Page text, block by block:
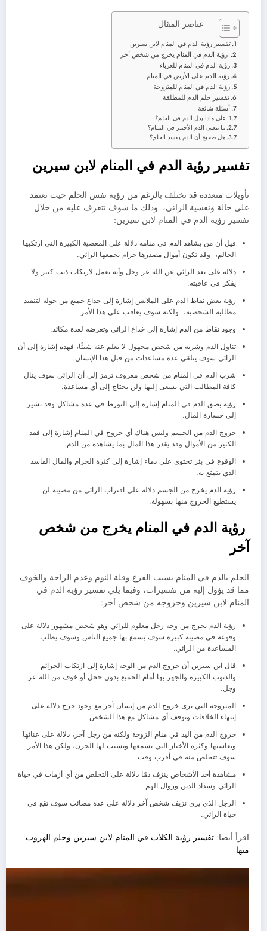
عناصر المقال
تفسير رؤية الدم في المنام لابن سيرين
رؤية الدم في المنام يخرج من شخص آخر
رؤية الدم في المنام للعزباء
رؤية الدم على الأرض في المنام
رؤية الدم في المنام للمتزوجة
تفسير حلم الدم للمطلقة
أسئلة شائعة
على ماذا يدل الدم في الحلم؟
ما معنى الدم الأحمر في المنام؟
هل صحيح أن الدم يفسد الحلم؟
تفسير رؤية الدم في المنام لابن سيرين
تأويلات متعددة قد تختلف بالرغم من رؤية نفس الحلم حيث تعتمد
على حالة ونفسية الرائي، وذلك ما سوف نتعرف عليه من خلال
تفسير رؤية الدم في المنام لابن سيرين:
قيل أن من يشاهد الدم في منامه دلالة على المعصية الكبيرة التي ارتكبها
الحالم، وقد تكون أموال مصدرها حرام يجمعها الرائي.
دلالة على بعد الرائي عن الله عز وجل وأنه يعمل لارتكاب ذنب كبير ولا
يفكر في عاقبته.
رؤية بعض نقاط الدم على الملابس إشارة إلى خداع جميع من حوله لتنفيذ
مطالبه الشخصية، ولكنه سوف يعاقب على هذا الأمر.
وجود نقاط من الدم إشارة إلى خداع الرائي وتعرضه لعدة مكائد.
تناول الدم وشربه من شخص مجهول لا يعلم عنه شيئًا، فهذه إشارة إلى أن
الرائي سوف يتلقى عدة مساعدات من قبل هذا الإنسان.
شرب الدم في المنام من شخص معروف ترمز إلى أن الرائي سوف ينال
كافة المطالب التي يسعى إليها ولن يحتاج إلى أي مساعدة.
رؤية بصق الدم في المنام إشارة إلى التورط في عدة مشاكل وقد تشير
إلى خسارة المال.
خروج الدم من الجسم وليس هناك أي جروح في المنام إشارة إلى فقد
الكثير من الأموال وقد يقدر هذا المال بما يشاهده من الدم.
الوقوع في بئر تحتوي على دماء إشارة إلى كثرة الحرام والمال الفاسد
الذي يتمتع به.
رؤية الدم يخرج من الجسم دلالة على اقتراب الرائي من مصيبة لن
يستطيع الخروج منها بسهولة.
رؤية الدم في المنام يخرج من شخص
آخر
الحلم بالدم في المنام يسبب الفزع وقلة النوم وعدم الراحة والخوف
مما قد يؤول إليه من تفسيرات، وفيما يلي تفسير رؤية الدم في
المنام لابن سيرين وخروجه من شخص آخر:
رؤية الدم يخرج من وجه رجل معلوم للرائي وهو شخص مشهور دلالة على
وقوعه في مصيبة كبيرة سوف يسمع بها جميع الناس وسوف يطلب
المساعدة من الرائي.
قال ابن سيرين أن خروج الدم من الوجه إشارة إلى ارتكاب الجرائم
والذنوب الكبيرة والجهر بها أمام الجميع بدون خجل أو خوف من الله عز
وجل.
المتزوجة التي ترى خروج الدم من إنسان آخر مع وجود جرح دلالة على
إنتهاء الخلافات وتوقف أي مشاكل مع هذا الشخص.
خروج الدم من اليد في منام الزوجة ولكنه من رجل آخر، دلالة على عنائها
وتعاستها وكثرة الأخبار التي تسمعها وتسبب لها الحزن، ولكن هذا الأمر
سوف تتخلص منه في أقرب وقت.
مشاهدة أحد الأشخاص ينزف دمًا دلالة على التخلص من أي أزمات في حياة
الرائي وسداد الدين وزوال الهم.
الرجل الذي يرى نزيف شخص آخر دلالة على عدة مصائب سوف تقع في
حياة الرائي.
اقرأ أيضا: تفسير رؤية الكلاب في المنام لابن سيرين وحلم الهروب
منها